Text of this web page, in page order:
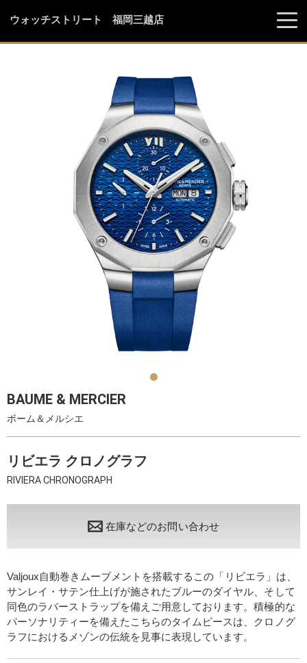
ウォッチストリート 福岡三越店
BAUME & MERCIER
ボーム＆メルシエ
リビエラ クロノグラフ
RIVIERA CHRONOGRAPH
在庫などのお問い合わせ
Valjoux自動巻きムーブメントを搭載するこの「リビエラ」は、
サンレイ・サテン仕上げが施されたブルーのダイヤル、そして
同色のラバーストラップを備えご用意しております。積極的な
パーソナリティーを備えたこちらのタイムピースは、クロノグ
ラフにおけるメゾンの伝統を見事に表現しています。